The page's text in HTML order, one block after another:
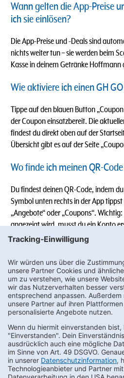
Wann gelten die App-Preise
ich sie einlösen?
Die App-Preise und -Deals sind
nichts weiter tun – sie werden beim
Kasse in deinem Getränke
Wie aktiviere ich einen GH
Tippe auf den blauen Button
der Coupon einsatzbereit. Die
findest du direkt oben auf der
Übersicht gibt es auf der Seite
Wo finde ich meinen QR-
Du findest deinen QR-Code, indem
Symbol unten rechts in der App tippst
„Angebote“ oder „Coupons“.
angezeigt wird, musst du ein Konto
Weitere
Bei Fragen oder Feedback wende
go@getraenke-hoffmann.de
Informationen zu den
Datenschutzerklärung(bitte klicken).
Newsletter